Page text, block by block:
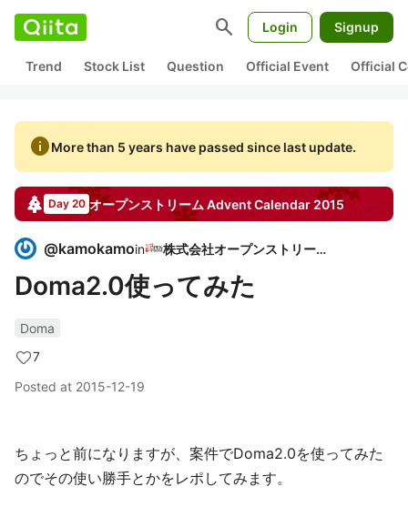
search Login Signup
Trend Stock List Question Official Event Official
infoMore than 5 years have passed since last update.
Day 20 オープンストリーム Advent Calendar 2015
@kamokamoin 株式会社オープンストリーム
Doma2.0使ってみた
Doma
7
Posted at 2015-12-19
ちょっと前になりますが、案件でDoma2.0を使ってみた
のでその使い勝手とかをレポしてみます。